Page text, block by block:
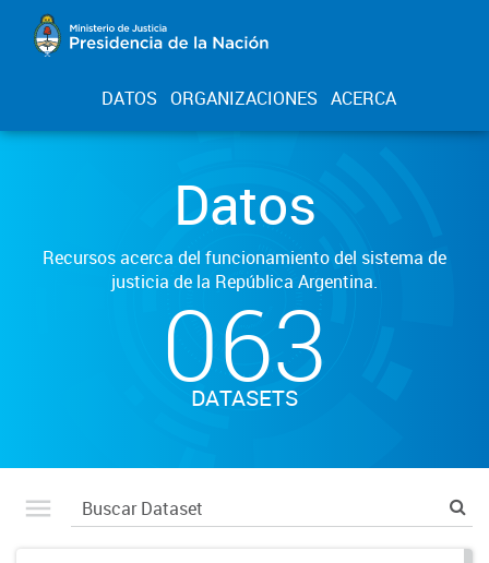
DATOS ORGANIZACIONES ACERCA
Datos
Recursos acerca del funcionamiento del sistema de
justicia de la República Argentina.
063
DATASETS